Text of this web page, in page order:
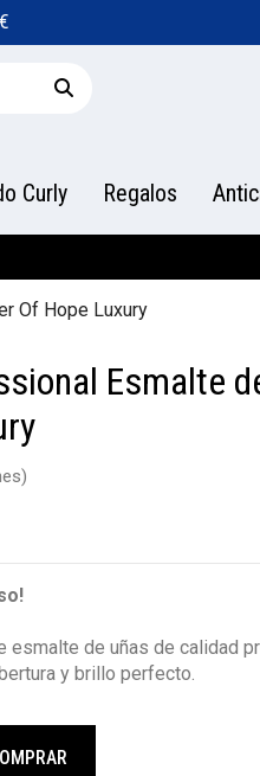
Curly Regalos
Of Hope Luxury
Esmalte
esmalte de uñas de calidad
y brillo perfecto.